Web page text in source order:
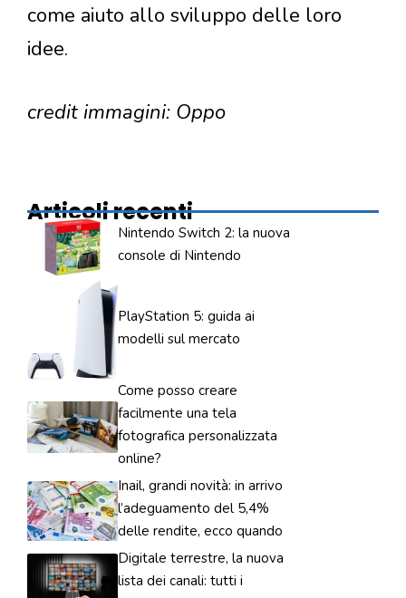
come aiuto allo sviluppo delle loro
idee.
credit immagini: Oppo
Articoli recenti
Nintendo Switch 2: la nuova
console di Nintendo
PlayStation 5: guida ai
modelli sul mercato
Come posso creare
facilmente una tela
fotografica personalizzata
online?
Inail, grandi novità: in arrivo
l’adeguamento del 5,4%
delle rendite, ecco quando
Digitale terrestre, la nuova
lista dei canali: tutti i